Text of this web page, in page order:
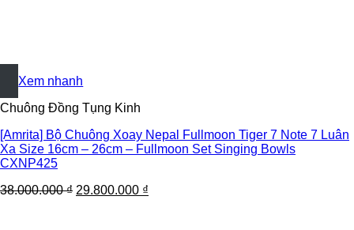
+
Xem nhanh
Chuông Đồng Tụng Kinh
[Amrita] Bộ Chuông Xoay Nepal Fullmoon Tiger 7 Note 7 Luân
Xa Size 16cm – 26cm – Fullmoon Set Singing Bowls
CXNP425
38.000.000₫ 29.800.000 ₫